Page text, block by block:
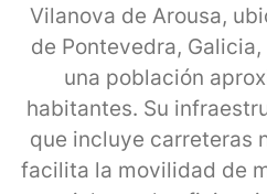
Vilanova de Arousa,
de Pontevedra,
una población
habitantes. Su
que incluye carreteras
facilita la movilidad de